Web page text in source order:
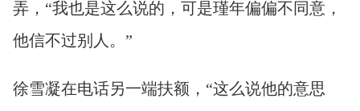
弄，“我也是这么说的，可是瑾年偏偏不同意，
他信不过别人。”
徐雪凝在电话另一端扶额，“这么说他的意思